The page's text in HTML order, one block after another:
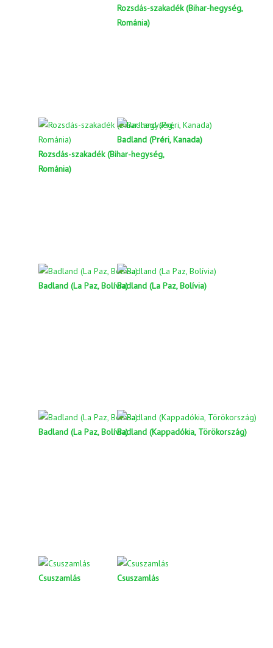
Rozsdás-szakadék (Bihar-hegység,
Románia)
Rozsdás-szakadék (Bihar-hegység,
Románia)
Badland (Préri, Kanada)
Badland (La Paz, Bolívia)Badland (La Paz, Bolívia)
Badland (La Paz, Bolívia)Badland (Kappadókia, Törökország)
Csuszamlás Csuszamlás